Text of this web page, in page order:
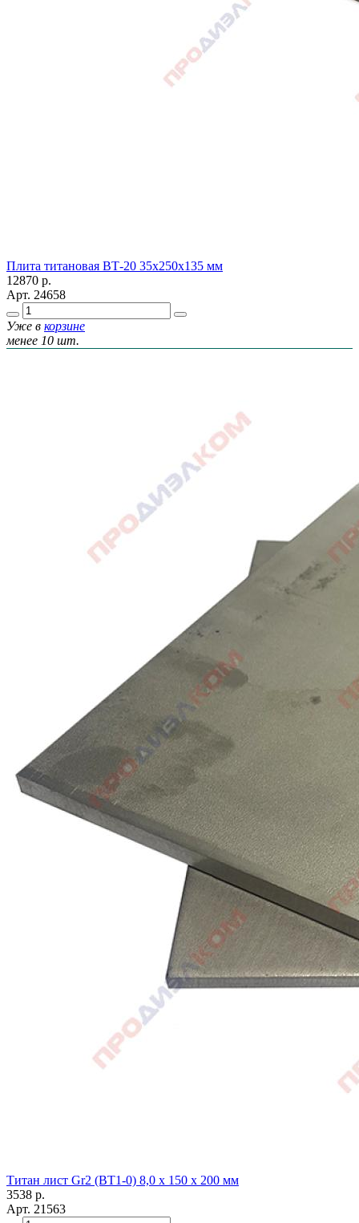
Плита титановая ВТ-20 35x250x135 мм
12870 р.
Арт. 24658
Уже в корзине
менее 10 шт.
Титан лист Gr2 (ВТ1-0) 8,0 х 150 х 200 мм
3538 р.
Арт. 21563